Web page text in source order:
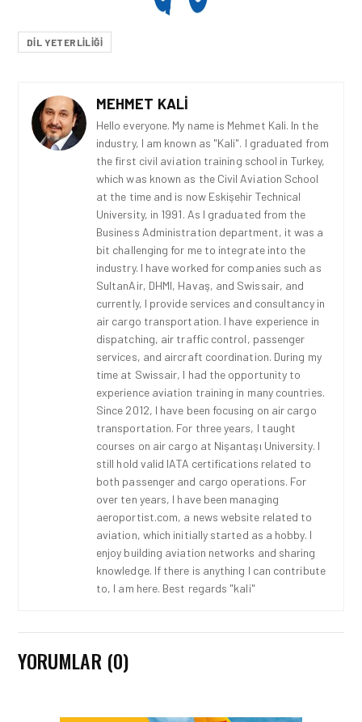
DIL YETERLILIĞI
MEHMET KALI
Hello everyone. My name is Mehmet Kali. In the
industry, I am known as "Kali". I graduated from
the first civil aviation training school in Turkey,
which was known as the Civil Aviation School
at the time and is now Eskişehir Technical
University, in 1991. As I graduated from the
Business Administration department, it was a
bit challenging for me to integrate into the
industry. I have worked for companies such as
SultanAir, DHMI, Havaş, and Swissair, and
currently, I provide services and consultancy in
air cargo transportation. I have experience in
dispatching, air traffic control, passenger
services, and aircraft coordination. During my
time at Swissair, I had the opportunity to
experience aviation training in many countries.
Since 2012, I have been focusing on air cargo
transportation. For three years, I taught
courses on air cargo at Nişantaşı University. I
still hold valid IATA certifications related to
both passenger and cargo operations. For
over ten years, I have been managing
aeroportist.com, a news website related to
aviation, which initially started as a hobby. I
enjoy building aviation networks and sharing
knowledge. If there is anything I can contribute
to, I am here. Best regards "kali"
YORUMLAR (0)